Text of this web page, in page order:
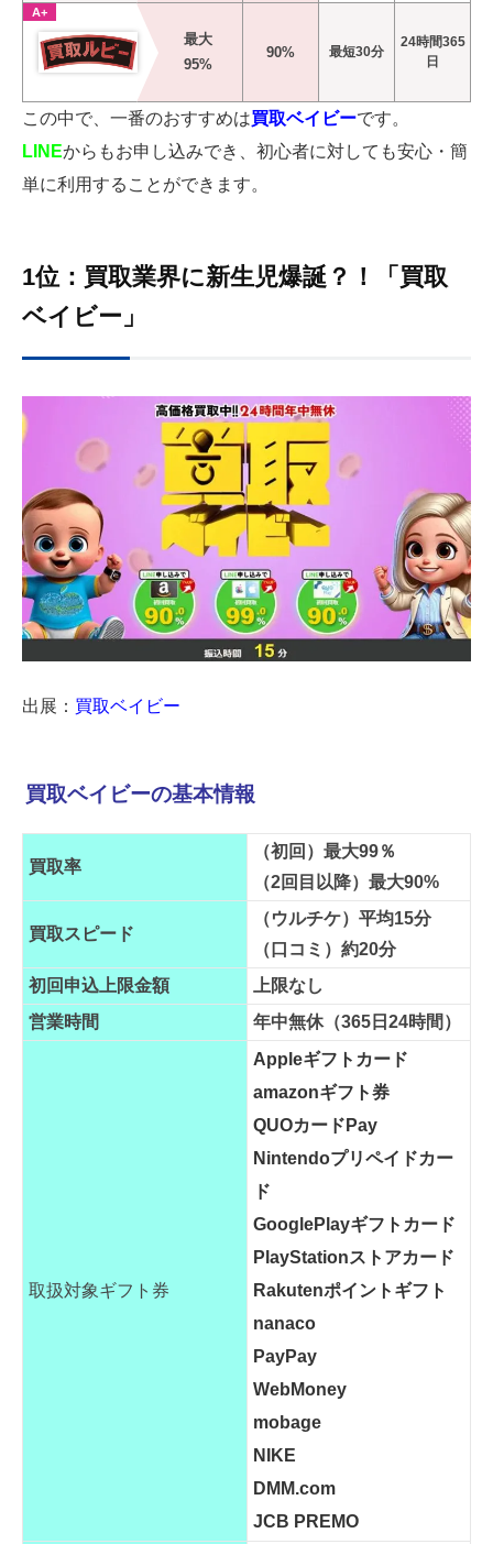
A+
最大
95%
90% 最短30分
24時間365
日
この中で、一番のおすすめは買取ベイビーです。
LINEからもお申し込みでき、初心者に対しても安心・簡
単に利用することができます。
1位：買取業界に新生児爆誕？！「買取
ベイビー」
出展： 買取ベイビー
買取ベイビーの基本情報
買取率
（初回）最大99％
（2回目以降）最大90%
買取スピード
（ウルチケ）平均15分
（口コミ）約20分
初回申込上限金額
上限なし
営業時間
年中無休（365日24時間）
取扱対象ギフト券
Appleギフトカード
amazonギフト券
QUOカードPay
Nintendoプリペイドカー
ド
GooglePlayギフトカード
PlayStationストアカード
Rakutenポイントギフト
nanaco
PayPay
WebMoney
mobage
NIKE
DMM.com
JCB PREMO